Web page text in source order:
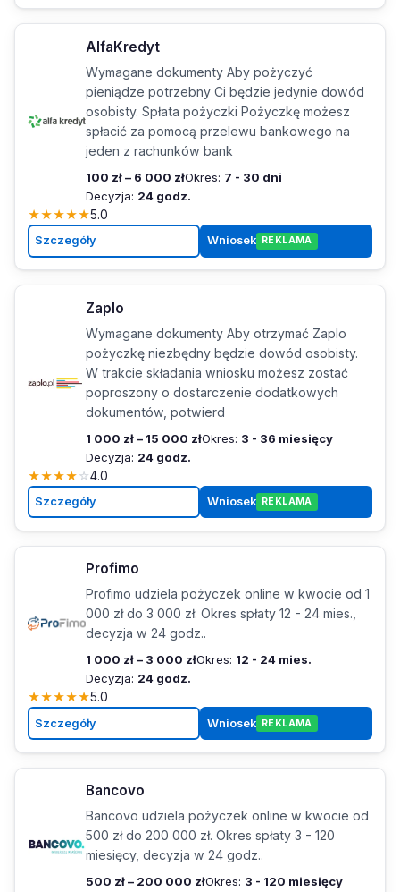
AlfaKredyt
Wymagane dokumenty Aby pożyczyć
pieniądze potrzebny Ci będzie jedynie dowód
osobisty. Spłata pożyczki Pożyczkę możesz
spłacić za pomocą przelewu bankowego na
jeden z rachunków bank
100 zł – 6 000 złOkres: 7 - 30 dni
Decyzja: 24 godz.
★★★★★5.0
Szczegóły Wniosek REKLAMA
Zaplo
Wymagane dokumenty Aby otrzymać Zaplo
pożyczkę niezbędny będzie dowód osobisty.
W trakcie składania wniosku możesz zostać
poproszony o dostarczenie dodatkowych
dokumentów, potwierd
1 000 zł – 15 000 złOkres: 3 - 36 miesięcy
Decyzja: 24 godz.
★★★★☆4.0
Szczegóły Wniosek REKLAMA
Profimo
Profimo udziela pożyczek online w kwocie od 1
000 zł do 3 000 zł. Okres spłaty 12 - 24 mies.,
decyzja w 24 godz..
1 000 zł – 3 000 złOkres: 12 - 24 mies.
Decyzja: 24 godz.
★★★★★5.0
Szczegóły Wniosek REKLAMA
Bancovo
Bancovo udziela pożyczek online w kwocie od
500 zł do 200 000 zł. Okres spłaty 3 - 120
miesięcy, decyzja w 24 godz..
500 zł – 200 000 złOkres: 3 - 120 miesięcy